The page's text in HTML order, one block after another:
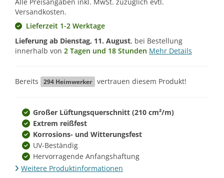
Versandkosten.
Lieferzeit 1-2 Werktage
Lieferung ab Dienstag, 11. August, bei Bestellung
innerhalb von 2 Tagen und 18 Stunden Mehr Details
Bereits 294 Heimwerker vertrauen diesem Produkt!
Großer Lüftungsquerschnitt (210 cm²/m)
Extrem reißfest
Korrosions- und Witterungsfest
UV-Beständig
Hervorragende Anfangshaftung
Weitere Produktinformationen